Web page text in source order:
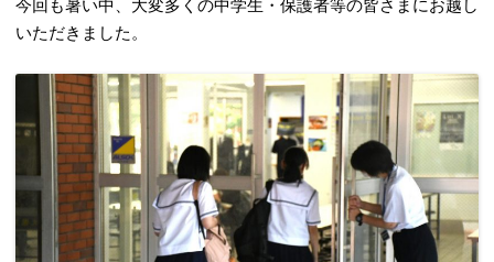
今回も暑い中、大変多くの中学生・保護者等の皆さまにお越し
いただきました。